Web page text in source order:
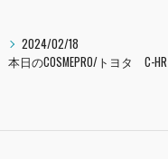
2024/02/18
本日のCOSMEPRO/トヨタ C-HR